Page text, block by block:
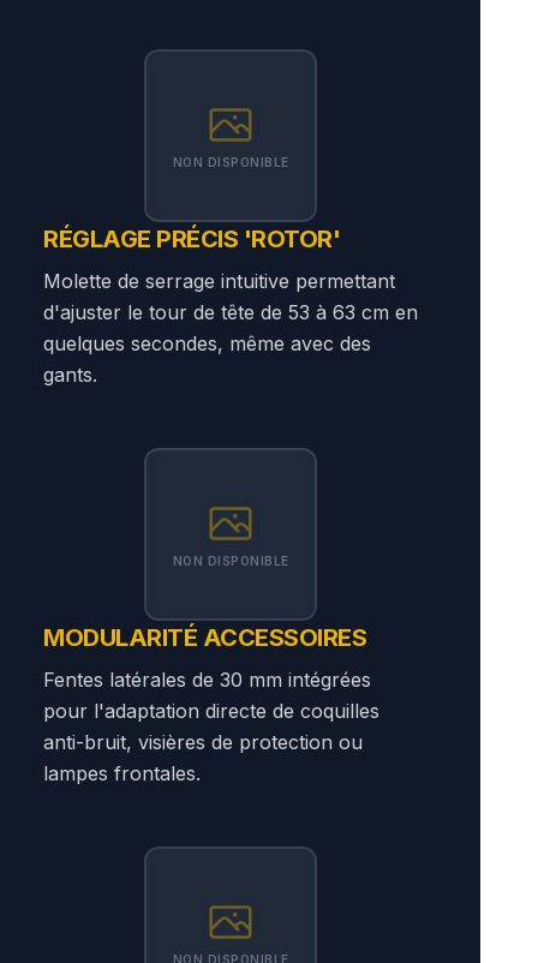
NON DISPONIBLE
RÉGLAGE PRÉCIS 'ROTOR'
Molette de serrage intuitive permettant
d'ajuster le tour de tête de 53 à 63 cm en
quelques secondes, même avec des
gants.
NON DISPONIBLE
MODULARITÉ ACCESSOIRES
Fentes latérales de 30 mm intégrées
pour l'adaptation directe de coquilles
anti-bruit, visières de protection ou
lampes frontales.
NON DISPONIBLE